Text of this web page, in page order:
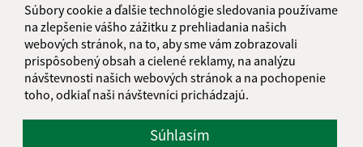
Súbory cookie a ďalšie technológie sledovania používame
na zlepšenie vášho zážitku z prehliadania našich
webových stránok, na to, aby sme vám zobrazovali
prispôsobený obsah a cielené reklamy, na analýzu
návštevnosti našich webových stránok a na pochopenie
toho, odkiaľ naši návštevníci prichádzajú.
Súhlasím